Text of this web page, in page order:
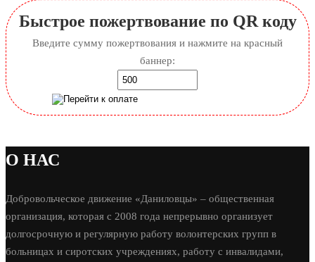
Быстрое пожертвование по QR коду
Введите сумму пожертвования и нажмите на красный
баннер:
О НАС
Добровольческое движение «Даниловцы» – общественная
организация, которая с 2008 года непрерывно организует
долгосрочную и регулярную работу волонтерских групп в
больницах и сиротских учреждениях, работу с инвалидами,